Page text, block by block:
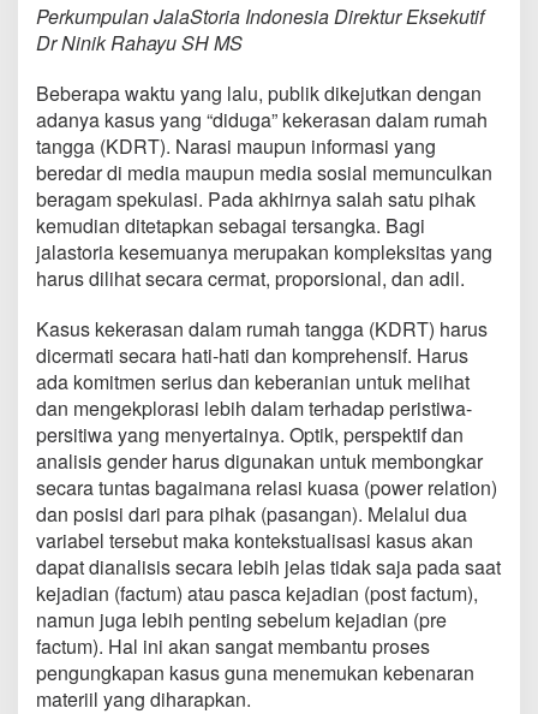
Perkumpulan JalaStoria Indonesia Direktur Eksekutif
Dr Ninik Rahayu SH MS
Beberapa waktu yang lalu, publik dikejutkan dengan
adanya kasus yang “diduga” kekerasan dalam rumah
tangga (KDRT). Narasi maupun informasi yang
beredar di media maupun media sosial memunculkan
beragam spekulasi. Pada akhirnya salah satu pihak
kemudian ditetapkan sebagai tersangka. Bagi
jalastoria kesemuanya merupakan kompleksitas yang
harus dilihat secara cermat, proporsional, dan adil.
Kasus kekerasan dalam rumah tangga (KDRT) harus
dicermati secara hati-hati dan komprehensif. Harus
ada komitmen serius dan keberanian untuk melihat
dan mengekplorasi lebih dalam terhadap peristiwa-
persitiwa yang menyertainya. Optik, perspektif dan
analisis gender harus digunakan untuk membongkar
secara tuntas bagaimana relasi kuasa (power relation)
dan posisi dari para pihak (pasangan). Melalui dua
variabel tersebut maka kontekstualisasi kasus akan
dapat dianalisis secara lebih jelas tidak saja pada saat
kejadian (factum) atau pasca kejadian (post factum),
namun juga lebih penting sebelum kejadian (pre
factum). Hal ini akan sangat membantu proses
pengungkapan kasus guna menemukan kebenaran
materiil yang diharapkan.